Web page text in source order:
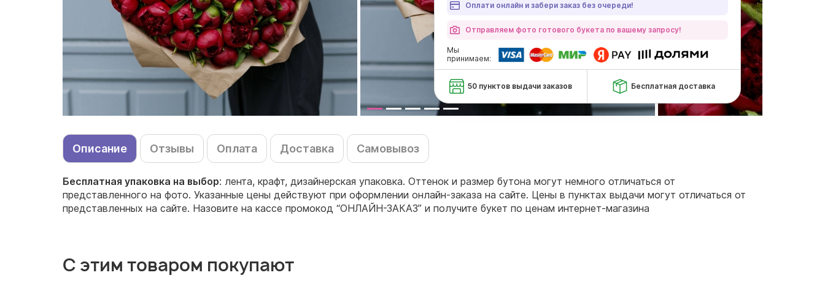
Оплати онлайн и забери заказ без очереди!
Отправляем фото готового букета по вашему запросу!
Мы
принимаем:
50 пунктов выдачи заказов Бесплатная доставка
Описание Отзывы Оплата Доставка Самовывоз
Бесплатная упаковка на выбор: лента, крафт, дизайнерская упаковка. Оттенок и размер бутона могут немного отличаться от
представленного на фото. Указанные цены действуют при оформлении онлайн-заказа на сайте. Цены в пунктах выдачи могут отличаться от
представленных на сайте. Назовите на кассе промокод “ОНЛАЙН-ЗАКАЗ” и получите букет по ценам интернет-магазина
С этим товаром покупают